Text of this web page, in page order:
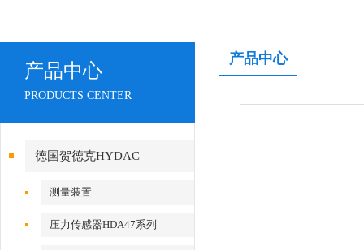
产品中心
PRODUCTS CENTER
德国贺德克HYDAC
测量装置
压力传感器HDA47系列
产品中心